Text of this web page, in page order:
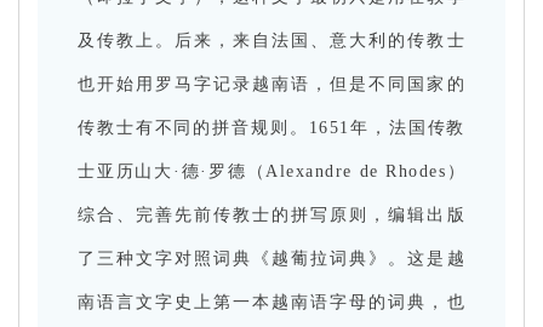
及传教上。后来，来自法国、意大利的传教士
也开始用罗马字记录越南语，但是不同国家的
传教士有不同的拼音规则。1651年，法国传教
士亚历山大·德·罗德（Alexandre de Rhodes）
综合、完善先前传教士的拼写原则，编辑出版
了三种文字对照词典《越葡拉词典》。这是越
南语言文字史上第一本越南语字母的词典，也